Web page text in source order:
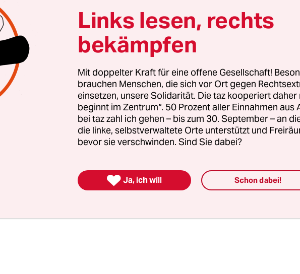
die deutsche Nummer eins bereitete sich auf einen
Schaukampf am Rande des ATP-Turniers im
Halle vor. Kurz sahen sich die beiden Tennis-Profis,
später der Kollegin in einem Pressegespräch alles
Erfolg für die anstehenden Aufgaben. Sieben Tage später
der elegante Maestro und die zähe deutsche Fighterin
als Titelgewinner grüßen.
in seinem grünen Tennis-Paradies in Ostwestfalen, zum
in dreizehn Anläufen. Und sie, die Frau mit dem ganz
„Das ist der reine Wahnsinn“, sagte Kerber anderntags,
zu einer der Mitfavoritinnen für die
Links lesen, rechts
bekämpfen
Mit doppelter Kraft für eine offene Gesellschaft!
brauchen Menschen, die sich vor Ort gegen
einsetzen, unsere Solidarität. Die taz kooperiert daher
beginnt im Zentrum“. 50 Prozent aller Einnahmen aus
bei taz zahl ich gehen – bis zum 30. September – an
die linke, selbstverwaltete Orte unterstützt und
bevor sie verschwinden. Sind Sie dabei?
 Ja, ich will Schon dabei!